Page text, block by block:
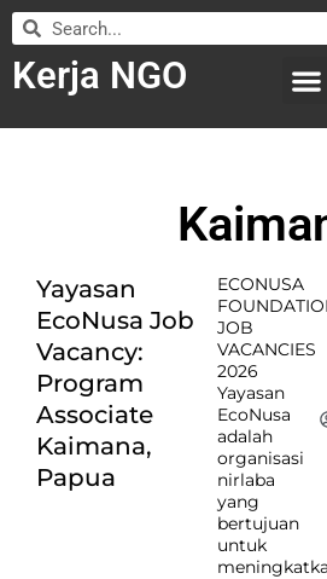
Kerja NGO
Yayasan
EcoNusa Job
Vacancy:
Program
Associate
Kaimana,
Papua
ECONUSA
JOB
VACANCIES
2026
Yayasan
EcoNusa
adalah
organisasi
nirlaba
yang
bertujuan
untuk